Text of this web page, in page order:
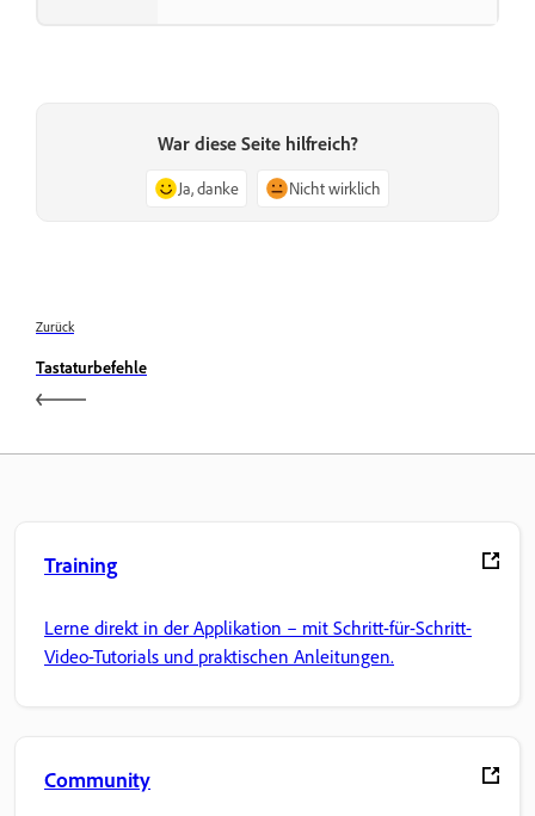
War diese Seite hilfreich?
Ja, danke Nicht wirklich
Zurück
Tastaturbefehle
Training
Lerne direkt in der Applikation – mit Schritt-für-Schritt-
Video-Tutorials und praktischen Anleitungen.
Community